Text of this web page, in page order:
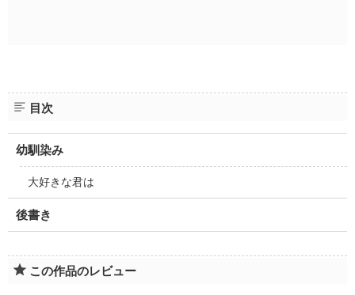
目次
幼馴染み
大好きな君は
後書き
この作品のレビュー